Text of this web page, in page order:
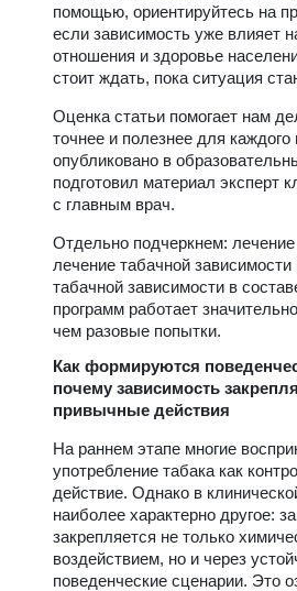
помощью, ориентируйтесь на
если зависимость уже влияет
отношения и здоровье
стоит ждать, пока ситуация
Оценка статьи помогает нам
точнее и полезнее для каждого
опубликовано в
подготовил материал эксперт
с главным врач.
Отдельно подчеркнем: лечение
лечение табачной зависимости
табачной зависимости в
программ работает
чем разовые попытки.
Как формируются
почему зависимость
привычные действия
На раннем этапе многие
употребление табака как
действие. Однако в
наиболее характерно другое:
закрепляется не только
воздействием, но и через
поведенческие сценарии. Это